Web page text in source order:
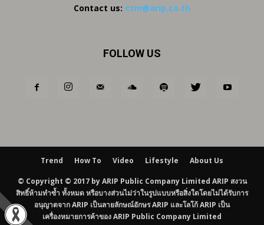
Contact us: ctm@arip.co.th
FOLLOW US
Trend How To Video Lifestyle About Us
© Copyright © 2017 by ARIP Public Company Limited ARIP สงวน
สิทธิ์ห้ามทำซ้ำ ทั้งหมด หรือบางส่วนไม่ว่าในรูปแบบหรือสิ่งใดโดยไม่ได้รับการ
อนุญาตจาก ARIP เป็นลายลักษณ์อักษร ARIP และโลโก้ ARIP เป็น
เครื่องหมายการค้าของ ARIP Public Company Limited